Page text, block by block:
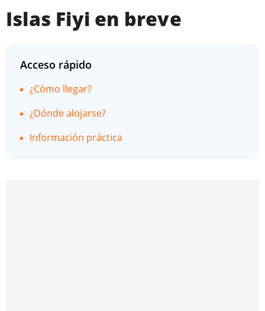
Islas Fiyi en breve
Acceso rápido
¿Cómo llegar?
¿Dónde alojarse?
Información práctica